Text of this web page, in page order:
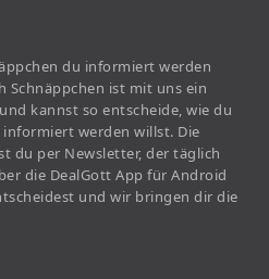
du informiert werden
Schnäppchen ist mit uns ein
kannst so entscheide, wie du
werden willst. Die
du per Newsletter, der täglich
die DealGott App für Android
und wir bringen dir die